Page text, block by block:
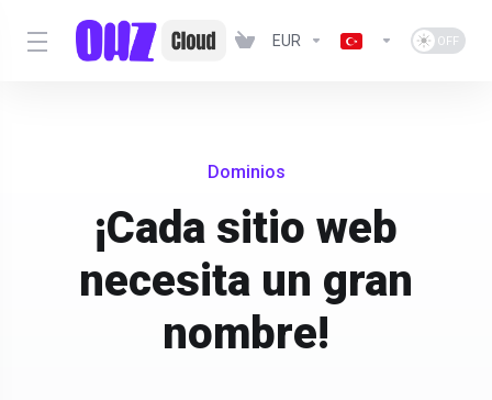
EUR
Dominios
¡Cada sitio web
necesita un gran
nombre!